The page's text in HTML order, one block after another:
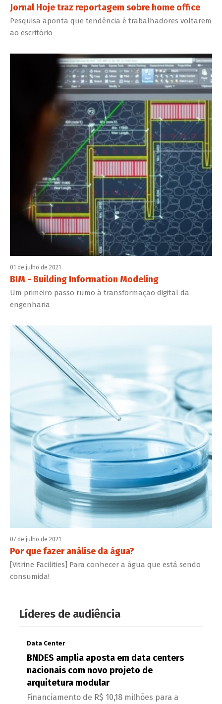
Jornal Hoje traz reportagem sobre home office
Pesquisa aponta que tendência é trabalhadores voltarem
ao escritório
01 de julho de 2021
BIM - Building Information Modeling
Um primeiro passo rumo à transformação digital da
engenharia
07 de julho de 2021
Por que fazer análise da água?
[Vitrine Facilities] Para conhecer a água que está sendo
consumida!
Líderes de audiência
Data Center
BNDES amplia aposta em data centers
nacionais com novo projeto de
arquitetura modular
Financiamento de R$ 10,18 milhões para a